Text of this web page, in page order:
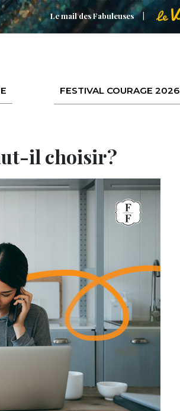
Le mail des Fabuleuses
FESTIVAL COURAGE 2026
il choisir ?